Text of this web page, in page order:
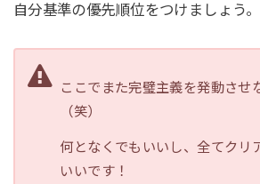
自分基準の優先順位をつけましょう。
ここでまた完璧主義を発動させ
（笑）
何となくでもいいし、全てクリ
いいです！